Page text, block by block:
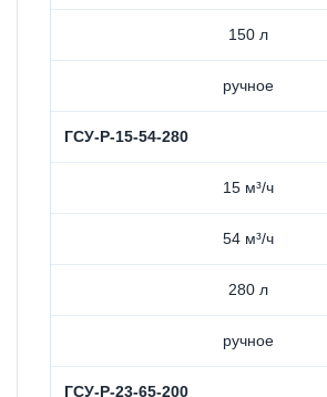
150 л
ручное
ГСУ-Р-15-54-280
15 м³/ч
54 м³/ч
280 л
ручное
ГСУ-Р-23-65-200